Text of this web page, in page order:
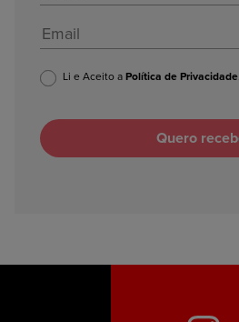
Li e Aceito a Política de Privacidade